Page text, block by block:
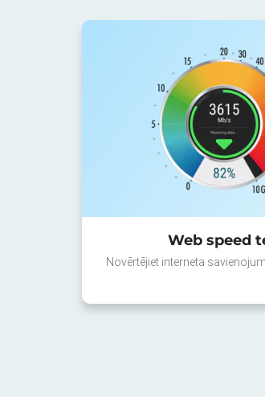
Web speed
Novērtējiet interneta